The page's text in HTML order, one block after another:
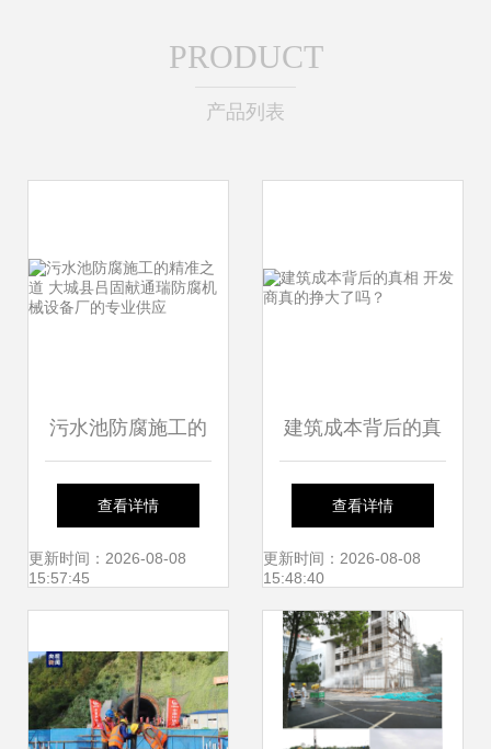
PRODUCT
产品列表
污水池防腐施工的
精准之道 大城县吕
固献通瑞防腐机械
查看详情
更新时间：2026-08-08
15:57:45
建筑成本背后的真
相 开发商真的挣大
了吗？
查看详情
更新时间：2026-08-08
15:48:40